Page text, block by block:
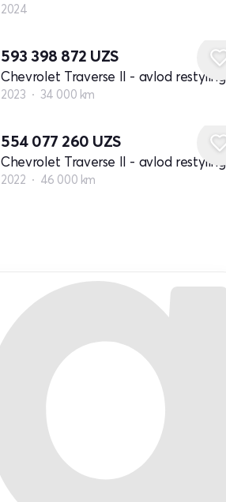
2024
593 398 872 UZS
Chevrolet Traverse II - avlod restyling
2023 34 000 km
554 077 260 UZS
Chevrolet Traverse II - avlod restyling
2022 46 000 km